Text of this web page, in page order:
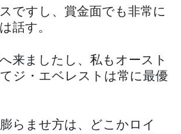
ですし、賞金面でも非常に
話す。
来ましたし、私もオースト
ジ・エベレストは常に最優
らませ方は、どこかロイ